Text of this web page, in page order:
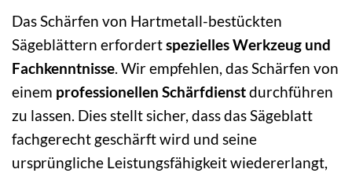
Das Schärfen von Hartmetall-bestückten
Sägeblättern erfordertspezielles Werkzeug und
Fachkenntnisse. Wir empfehlen, das Schärfen von
einem professionellen Schärfdienstdurchführen
zu lassen. Dies stellt sicher, dass das Sägeblatt
fachgerecht geschärft wird und seine
ursprüngliche Leistungsfähigkeit wiedererlangt,